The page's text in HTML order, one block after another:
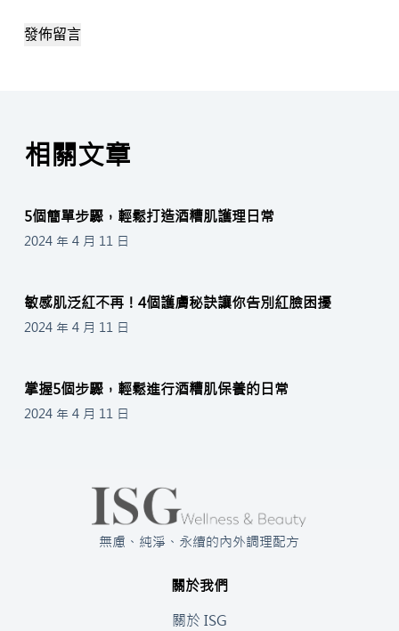
發佈留言
相關文章
5個簡單步驟，輕鬆打造酒糟肌護理日常
2024 年 4 月 11 日
敏感肌泛紅不再！4個護膚秘訣讓你告別紅臉困擾
2024 年 4 月 11 日
掌握5個步驟，輕鬆進行酒糟肌保養的日常
2024 年 4 月 11 日
無慮、純淨、永續的內外調理配方
關於我們
關於 ISG